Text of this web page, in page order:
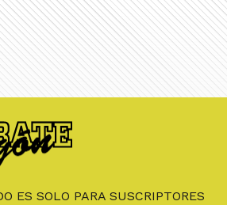
ES SOLO PARA SUSCRIPTORES